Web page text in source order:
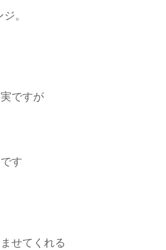
。
ですが
す
せてくれる